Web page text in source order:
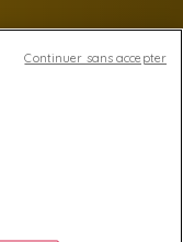
Continuer sans accepter